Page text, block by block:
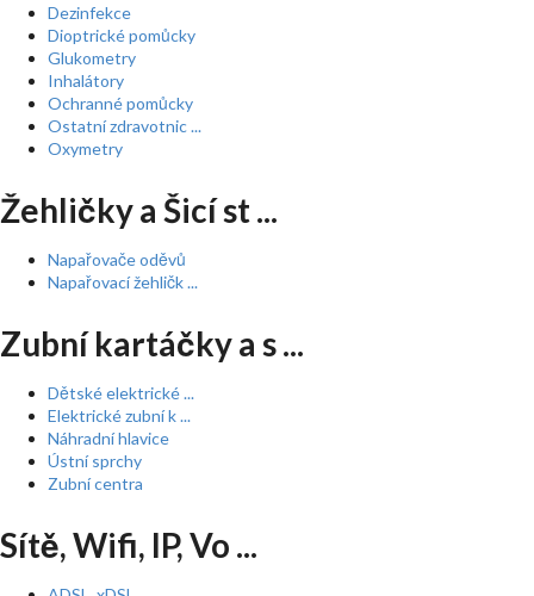
Dezinfekce
Dioptrické pomůcky
Glukometry
Inhalátory
Ochranné pomůcky
Ostatní zdravotnic ...
Oxymetry
Žehličky a Šicí st ...
Napařovače oděvů
Napařovací žehličk ...
Zubní kartáčky a s ...
Dětské elektrické ...
Elektrické zubní k ...
Náhradní hlavice
Ústní sprchy
Zubní centra
Sítě, Wifi, IP, Vo ...